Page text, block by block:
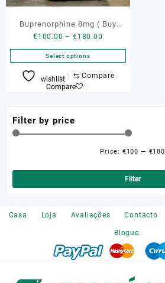
Buprenorphine 8mg ( Buy
54411 Sublingual)
€100.00 – €180.00
range:
€100.00
through
Select options
This
product
variants.
The
be
wishlist ⇆ Compare
Compare
Filter by price
Filter
Price: €100 — €180
Casa Loja Avaliações Contacto
Blogue